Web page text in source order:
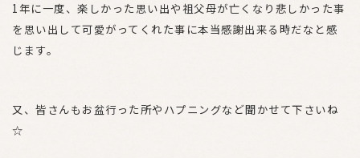
1年に一度、楽しかった思い出や祖父母が亡くなり悲しかった事
を思い出して可愛がってくれた事に本当感謝出来る時だなと感
じます。
又、皆さんもお盆行った所やハプニングなど聞かせて下さいね
☆